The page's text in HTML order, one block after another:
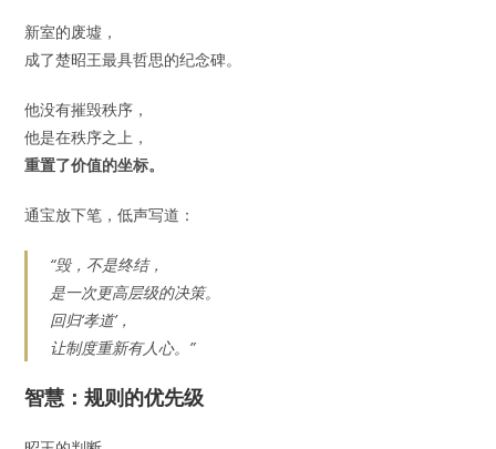
新室的废墟，
成了楚昭王最具哲思的纪念碑。
他没有摧毁秩序，
他是在秩序之上，
重置了价值的坐标。
通宝放下笔，低声写道：
“毁，不是终结，
是一次更高层级的决策。
回归‘孝道’，
让制度重新有人心。”
智慧：规则的优先级